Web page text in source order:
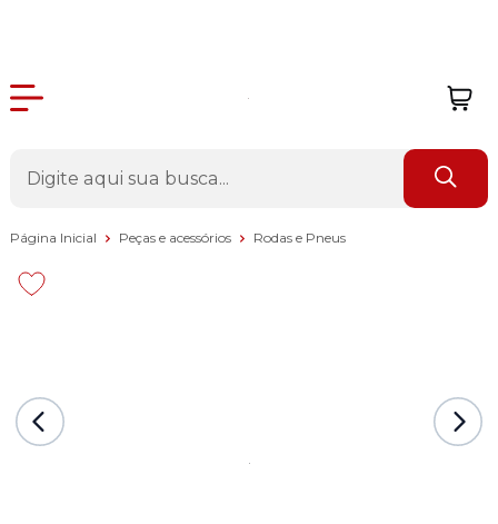
Página Inicial Peças e acessórios Rodas e Pneus